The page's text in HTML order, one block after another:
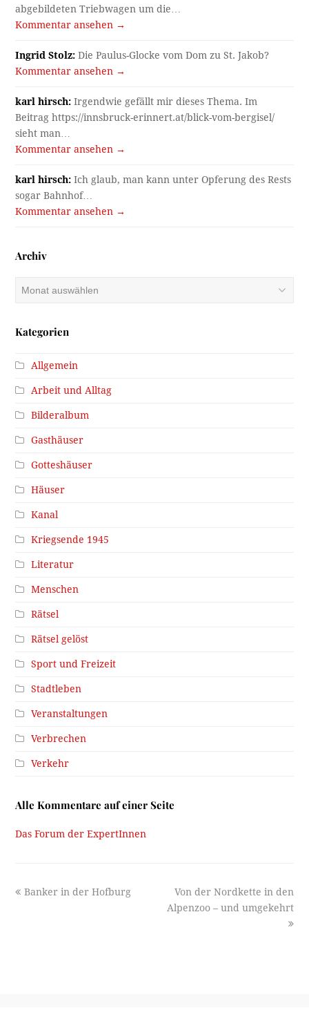
abgebildeten Triebwagen um die…
Kommentar ansehen →
Ingrid Stolz: Die Paulus-Glocke vom Dom zu St. Jakob?
Kommentar ansehen →
karl hirsch: Irgendwie gefällt mir dieses Thema. Im
Beitrag https://innsbruck-erinnert.at/blick-vom-bergisel/
sieht man…
Kommentar ansehen →
karl hirsch: Ich glaub, man kann unter Opferung des Rests
sogar Bahnhof…
Kommentar ansehen →
Archiv
Kategorien
Allgemein
Arbeit und Alltag
Bilderalbum
Gasthäuser
Gotteshäuser
Häuser
Kanal
Kriegsende 1945
Literatur
Menschen
Rätsel
Rätsel gelöst
Sport und Freizeit
Stadtleben
Veranstaltungen
Verbrechen
Verkehr
Alle Kommentare auf einer Seite
Das Forum der ExpertInnen
previous
Banker in der Hofburg
next
post:
Von der Nordkette in den
Alpenzoo – und umgekehrt